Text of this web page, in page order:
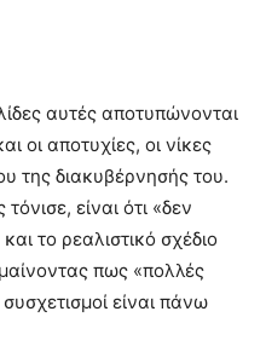
αυτές αποτυπώνονται
οι αποτυχίες, οι νίκες
της διακυβέρνησής του.
είναι ότι «δεν
το ρεαλιστικό σχέδιο
πως «πολλές
είναι πάνω